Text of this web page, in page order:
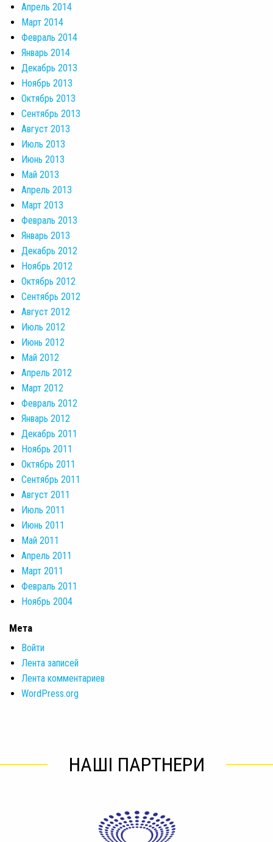
Апрель 2014
Март 2014
Февраль 2014
Январь 2014
Декабрь 2013
Ноябрь 2013
Октябрь 2013
Сентябрь 2013
Август 2013
Июль 2013
Июнь 2013
Май 2013
Апрель 2013
Март 2013
Февраль 2013
Январь 2013
Декабрь 2012
Ноябрь 2012
Октябрь 2012
Сентябрь 2012
Август 2012
Июль 2012
Июнь 2012
Май 2012
Апрель 2012
Март 2012
Февраль 2012
Январь 2012
Декабрь 2011
Ноябрь 2011
Октябрь 2011
Сентябрь 2011
Август 2011
Июль 2011
Июнь 2011
Май 2011
Апрель 2011
Март 2011
Февраль 2011
Ноябрь 2004
Мета
Войти
Лента записей
Лента комментариев
WordPress.org
НАШІ ПАРТНЕРИ